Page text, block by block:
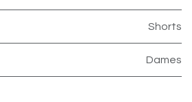
Shorts
Dames